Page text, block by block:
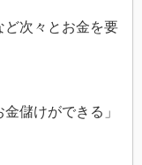
ど次々とお金を要
儲けができる」